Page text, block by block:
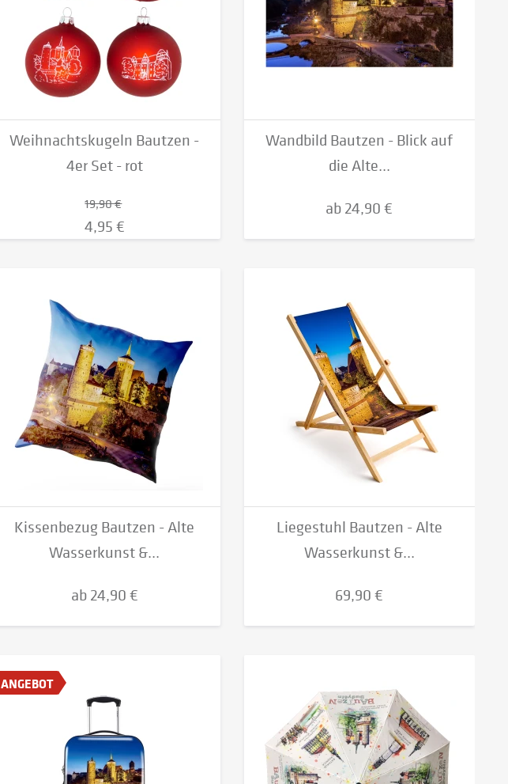
Weihnachtskugeln Bautzen -
4er Set - rot
19,90 €
4,95 €
Wandbild Bautzen - Blick auf
die Alte...
ab 24,90 €
Kissenbezug Bautzen - Alte
Wasserkunst &...
ab 24,90 €
Liegestuhl Bautzen - Alte
Wasserkunst &...
69,90 €
ANGEBOT